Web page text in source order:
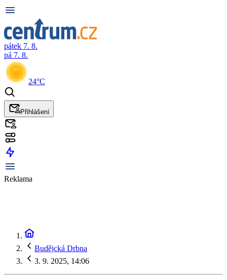
pátek 7. 8.
pá 7. 8.
24°C
Přihlášení
Reklama
Budějcká Drbna
3. 9. 2025, 14:06